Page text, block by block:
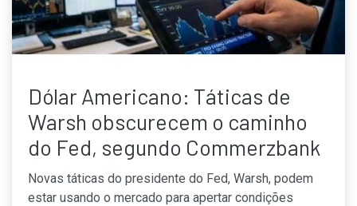
Dólar Americano: Táticas de
Warsh obscurecem o caminho
do Fed, segundo Commerzbank
Novas táticas do presidente do Fed, Warsh, podem
estar usando o mercado para apertar condições